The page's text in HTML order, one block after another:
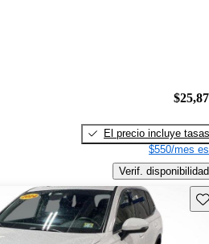
El precio incluye tasas
$550/mes
Verif. disponibilidad